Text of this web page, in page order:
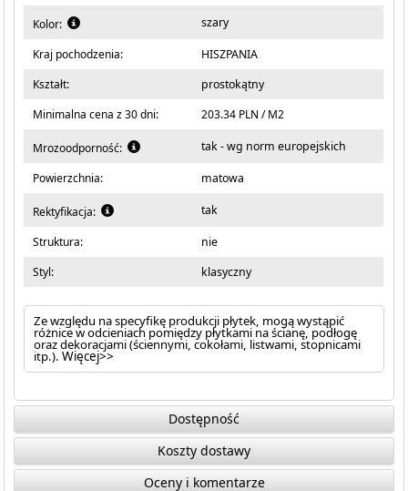
Kolor: szary
Kraj pochodzenia:
HISZPANIA
Kształt:
prostokątny
Minimalna cena z 30 dni:
203.34 PLN / M2
Mrozoodporność: tak - wg norm europejskich
Powierzchnia: matowa
Rektyfikacja: tak
Struktura:
nie
Styl:
klasyczny
Ze względu na specyfikę produkcji płytek, mogą wystąpić
różnice w odcieniach pomiędzy płytkami na ścianę, podłogę
oraz dekoracjami (ściennymi, cokołami, listwami, stopnicami
itp.).Więcej>>
Dostępność
Koszty dostawy
Oceny i komentarze